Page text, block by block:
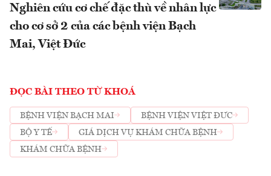
Nghiên cứu cơ chế đặc thù về nhân lực
cho cơ sở 2 của các bệnh viện Bạch
Mai, Việt Đức
ĐỌC BÀI THEO TỪ KHOÁ
BỆNH VIỆN BẠCH MAI
BỆNH VIỆN VIỆT ĐƯC
BỘ Y TẾ
GIÁ DỊCH VỤ KHÁM CHỮA BỆNH
KHÁM CHỮA BỆNH